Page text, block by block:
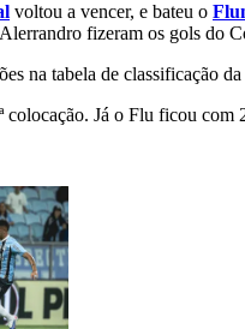
voltou a vencer, e bateu o
fizeram os gols do
na tabela de classificação
Já o Flu ficou com